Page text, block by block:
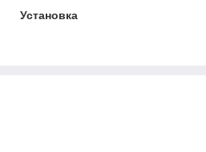
Установка